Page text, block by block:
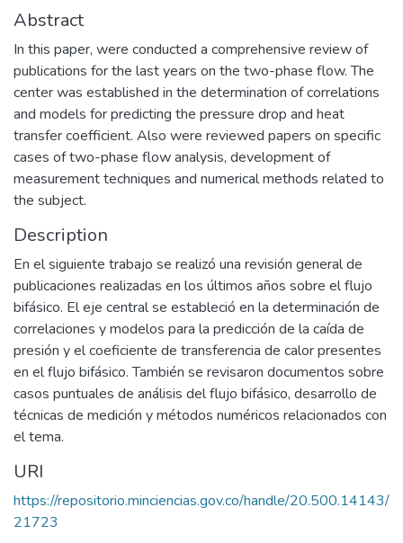
Abstract
In this paper, were conducted a comprehensive review of
publications for the last years on the two-phase flow. The
center was established in the determination of correlations
and models for predicting the pressure drop and heat
transfer coefficient. Also were reviewed papers on specific
cases of two-phase flow analysis, development of
measurement techniques and numerical methods related to
the subject.
Description
En el siguiente trabajo se realizó una revisión general de
publicaciones realizadas en los últimos años sobre el flujo
bifásico. El eje central se estableció en la determinación de
correlaciones y modelos para la predicción de la caída de
presión y el coeficiente de transferencia de calor presentes
en el flujo bifásico. También se revisaron documentos sobre
casos puntuales de análisis del flujo bifásico, desarrollo de
técnicas de medición y métodos numéricos relacionados con
el tema.
URI
https://repositorio.minciencias.gov.co/handle/20.500.14143/
21723